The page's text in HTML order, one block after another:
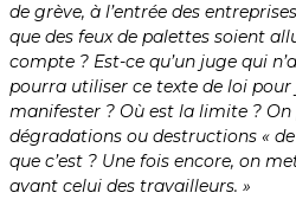
de grève, à l’entrée des
que des feux de palettes soient
compte ? Est-ce qu’un juge qui
pourra utiliser ce texte de loi
manifester ? Où est la limite ? On
dégradations ou destructions «
que c’est ? Une fois encore, on
avant celui des travailleurs. »